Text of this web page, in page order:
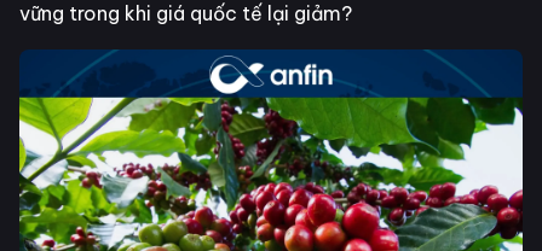
vững trong khi giá quốc tế lại giảm?